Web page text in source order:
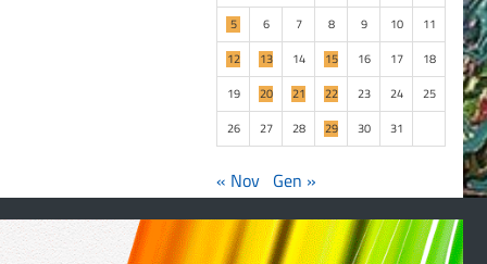
5
6 7 8 9 10
11
12
13 14 15 16 17
18
19
20 21 22 23 24
25
26
27 28 29 30 31
« Nov Gen »